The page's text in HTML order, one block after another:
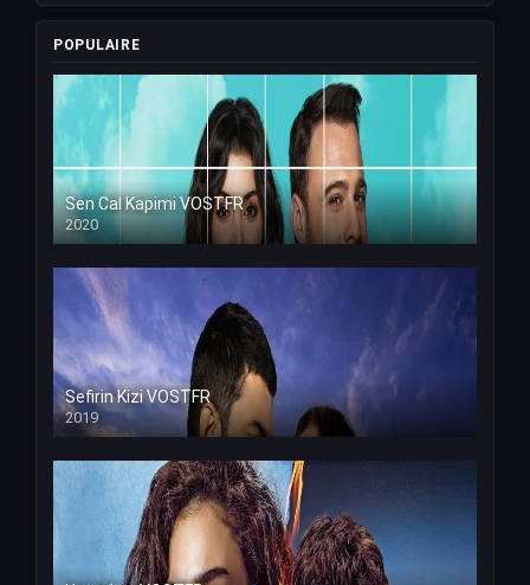
POPULAIRE
Sen Cal Kapimi VOSTFR
2020
Sefirin Kizi VOSTFR
2019